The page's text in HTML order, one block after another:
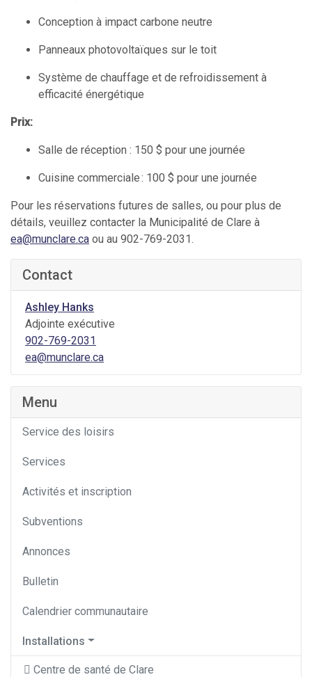
Conception à impact carbone neutre
Panneaux photovoltaïques sur le toit
Système de chauffage et de refroidissement à
efficacité énergétique
Prix:
Salle de réception : 150 $ pour une journée
Cuisine commerciale : 100 $ pour une journée
Pour les réservations futures de salles, ou pour plus de
détails, veuillez contacter la Municipalité de Clare à
ea@munclare.ca ou au 902-769-2031.
Contact
Ashley Hanks
Adjointe exécutive
902-769-2031
ea@munclare.ca
Menu
Service des loisirs
Services
Activités et inscription
Subventions
Annonces
Bulletin
Calendrier communautaire
Installations
Centre de santé de Clare